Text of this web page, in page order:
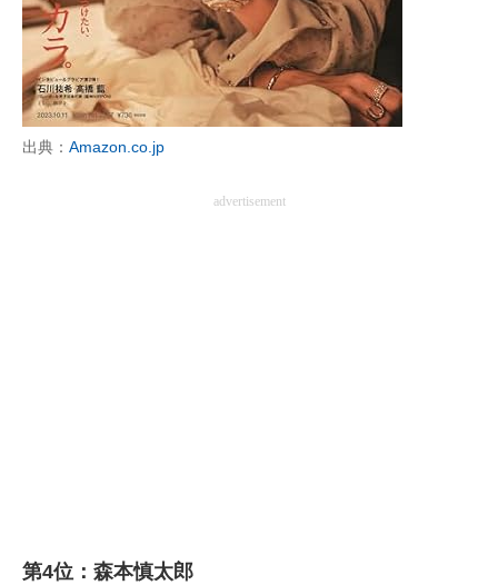
出典： Amazon.co.jp
advertisement
第4位：森本慎太郎